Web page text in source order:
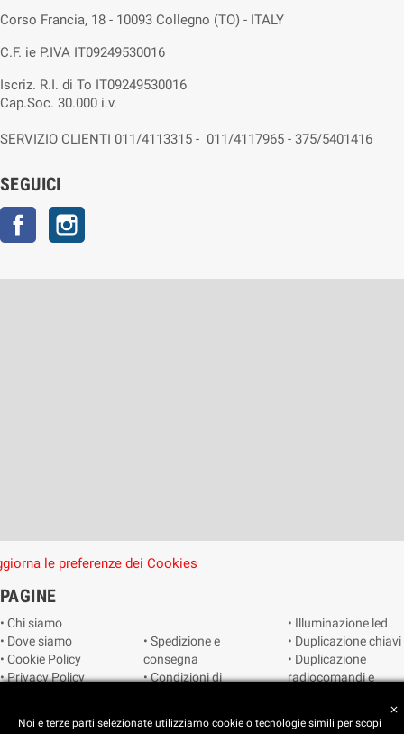
Corso Francia, 18 - 10093 Collegno (TO) - ITALY
C.F. ie P.IVA IT09249530016
Iscriz. R.I. di To IT09249530016
Cap.Soc. 30.000 i.v.
SERVIZIO CLIENTI 011/4113315 - 011/4117965 - 375/5401416
SEGUICI
Facebook
le preferenze dei Cookies
PAGINE
• Chi siamo
• Dove siamo
• Cookie Policy
• Privacy Policy
• Spedizione e
consegna
• Condizioni di
• Illuminazione led
• Duplicazione chiavi
• Duplicazione
radiocomandi e
close
Noi e terze parti selezionate utilizziamo cookie o tecnologie simili per scopi